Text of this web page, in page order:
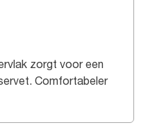
zorgt voor een
Comfortabeler